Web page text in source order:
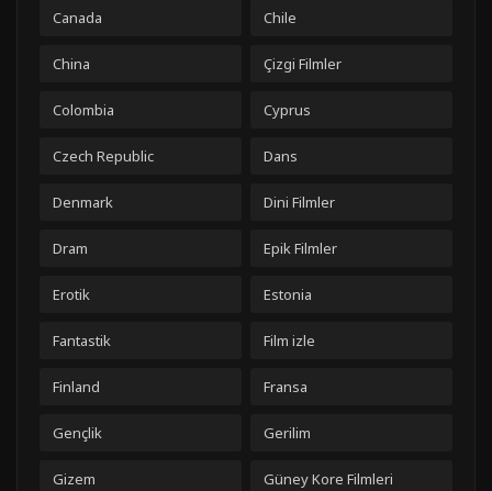
Canada Chile
China Çizgi Filmler
Colombia Cyprus
Czech Republic Dans
Denmark Dini Filmler
Dram Epik Filmler
Erotik Estonia
Fantastik Film izle
Finland Fransa
Gençlik Gerilim
Gizem Güney Kore Filmleri